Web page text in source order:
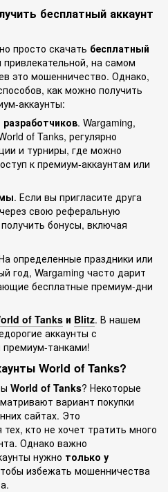
бесплатный аккаунт
просто скачать бесплатный
на самом
это мошенничество. Однако,
как можно получить
аккаунты:
. Wargaming,
of Tanks, регулярно
и турниры, где можно
к премиум-аккаунтам или
. Если вы пригласите друга
свою реферальную
бонусы, включая
определенные праздники или
год, Wargaming часто дарит
бесплатные премиум-дни
of Tanks и Blitz. В нашем
аккаунты с
премиум-танками!
World of Tanks?
World of Tanks? Некоторые
вариант покупки
сайтах. Это
кто не хочет тратить много
Однако важно
нужно только у
избежать мошенничества